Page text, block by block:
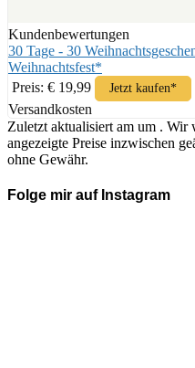
Kundenbewertungen
30 Tage - 30
Weihnachtsfest*
Preis: € 19,99
Jetzt kaufen*
Versandkosten
Zuletzt aktualisiert am um . Wir
angezeigte Preise inzwischen
ohne Gewähr.
Folge mir auf Instagram